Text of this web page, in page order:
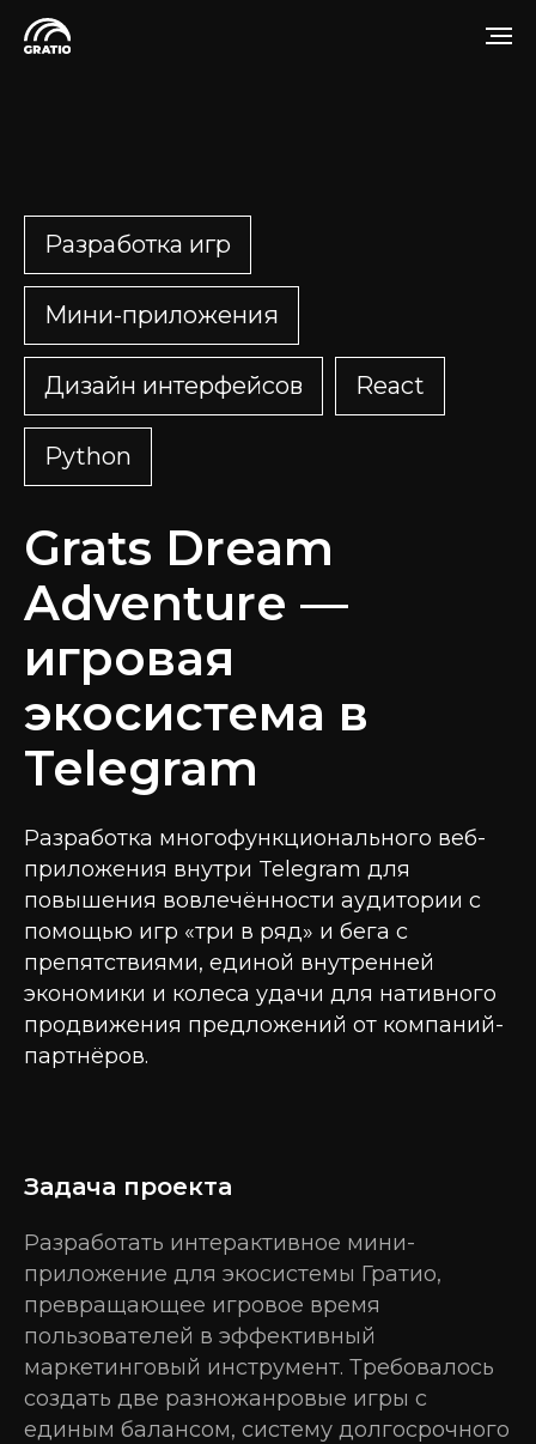
Разработка игр
Мини-приложения
Дизайн интерфейсов React
Python
Grats Dream
Adventure —
игровая
экосистема в
Telegram
Разработка многофункционального веб-
приложения внутри Telegram для
повышения вовлечённости аудитории с
помощью игр «три в ряд» и бега с
препятствиями, единой внутренней
экономики и колеса удачи для нативного
продвижения предложений от компаний-
партнёров.
Задача проекта
Разработать интерактивное мини-
приложение для экосистемы Гратио,
превращающее игровое время
пользователей в эффективный
маркетинговый инструмент. Требовалось
создать две разножанровые игры с
единым балансом, систему долгосрочного